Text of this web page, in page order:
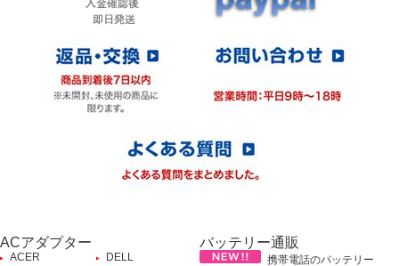
ACアダプター
ACER DELL
バッテリー通販
携帯電話のバッテリー